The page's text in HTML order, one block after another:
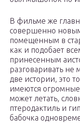
В фильме же
совершенно
помещенным в
как и подобает
принесенным
разговаривать не
две истории, это
имеются
может летать,
птеродактиль и
бабочка